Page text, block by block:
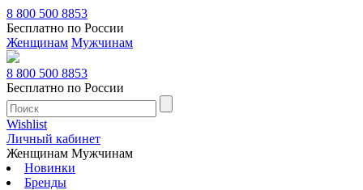
8 800 500 8853
Бесплатно по России
Женщинам Мужчинам
8 800 500 8853
Бесплатно по России
Wishlist
Личный кабинет
Женщинам Мужчинам
Новинки
Бренды